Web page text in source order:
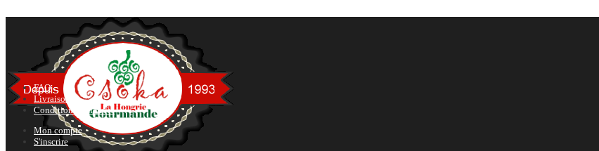
FAQ
Livraison
Conditions générales
Mon compte
S'inscrire